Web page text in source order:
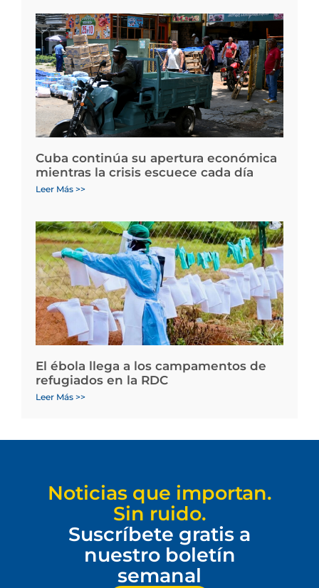
Cuba continúa su apertura económica
mientras la crisis escuece cada día
Leer Más >>
El ébola llega a los campamentos de
refugiados en la RDC
Leer Más >>
Noticias que importan.
Sin ruido.
Suscríbete gratis a
nuestro boletín
semanal